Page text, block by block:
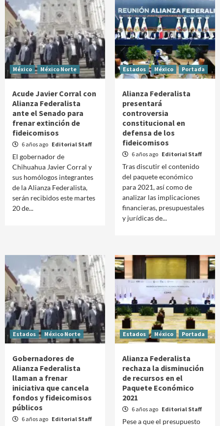
México México Norte
Acude Javier Corral con
Alianza Federalista
ante el Senado para
frenar extinción de
fideicomisos
6 años ago Editorial Staff
El gobernador de
Chihuahua Javier Corral y
sus homólogos integrantes
de la Alianza Federalista,
serán recibidos este martes
20 de...
Estados México Portada
Alianza Federalista
presentará
controversia
constitucional en
defensa de los
fideicomisos
6 años ago Editorial Staff
Tras discutir el contenido
del paquete económico
para 2021, así como de
analizar las implicaciones
financieras, presupuestales
y jurídicas de...
Estados México Norte
Gobernadores de
Alianza Federalista
llaman a frenar
iniciativa que cancela
fondos y fideicomisos
públicos
6 años ago Editorial Staff
Estados México Portada
Alianza Federalista
rechaza la disminución
de recursos en el
Paquete Económico
2021
6 años ago Editorial Staff
Pese a que el presupuesto